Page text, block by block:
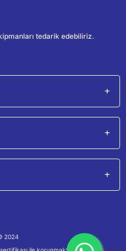
tedarik edebiliriz.
2024